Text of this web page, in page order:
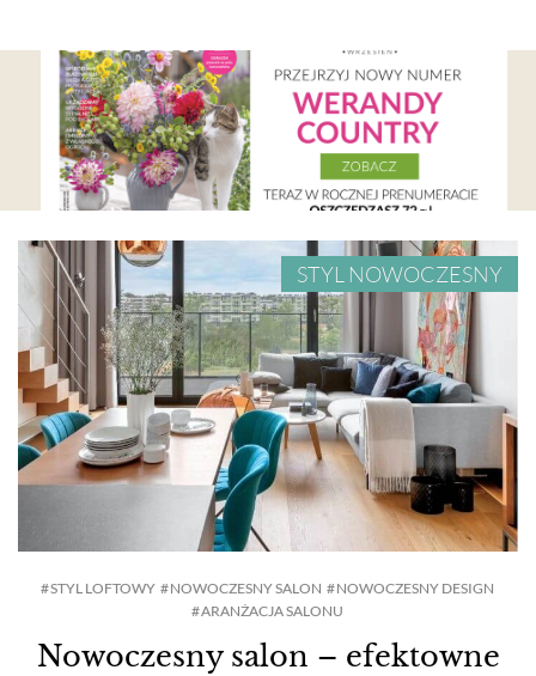
STYL NOWOCZESNY
Nowoczesny salon – efektowne
STYL LOFTOWY NOWOCZESNY SALON
NOWOCZESNY DESIGN
ARANŻACJA SALONU